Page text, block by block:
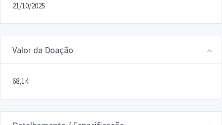
21/10/2025
Valor da Doação
68,14